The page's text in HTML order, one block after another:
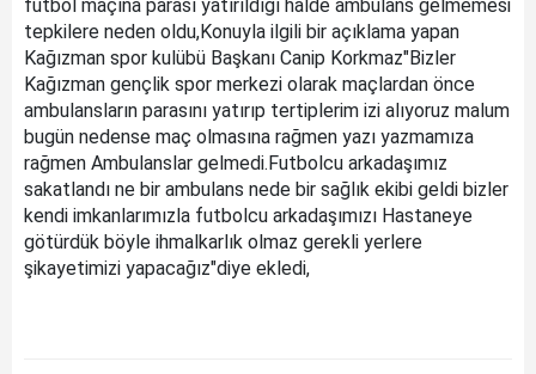
futbol maçına parası yatırıldığı halde ambulans gelmemesi
tepkilere neden oldu,Konuyla ilgili bir açıklama yapan
Kağızman spor kulübü Başkanı Canip Korkmaz"Bizler
Kağızman gençlik spor merkezi olarak maçlardan önce
ambulansların parasını yatırıp tertiplerim izi alıyoruz malum
bugün nedense maç olmasına rağmen yazı yazmamıza
rağmen Ambulanslar gelmedi.Futbolcu arkadaşımız
sakatlandı ne bir ambulans nede bir sağlık ekibi geldi bizler
kendi imkanlarımızla futbolcu arkadaşımızı Hastaneye
götürdük böyle ihmalkarlık olmaz gerekli yerlere
şikayetimizi yapacağız"diye ekledi,